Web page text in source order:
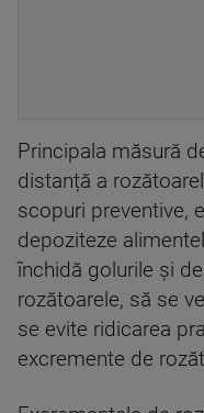
Principala măsură
distanță a
scopuri preventive,
depoziteze
închidă golurile și
rozătoarele, să se
se evite ridicarea
excremente de